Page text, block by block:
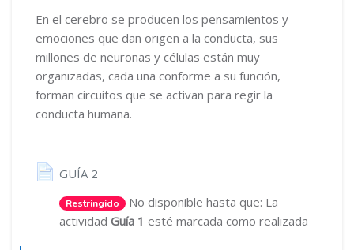
En el cerebro se producen los pensamientos y
emociones que dan origen a la conducta, sus
millones de neuronas y células están muy
organizadas, cada una conforme a su función,
forman circuitos que se activan para regir la
conducta humana.
GUÍA 2
Restringido
No disponible hasta que: La
actividad Guía 1 esté marcada como realizada